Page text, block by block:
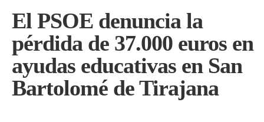
El PSOE denuncia la
pérdida de 37.000 euros en
ayudas educativas en San
Bartolomé de Tirajana